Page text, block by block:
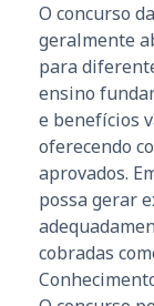
O concurso da
geralmente
para
ensino
e benefícios
oferecendo
aprovados.
possa gerar
cobradas